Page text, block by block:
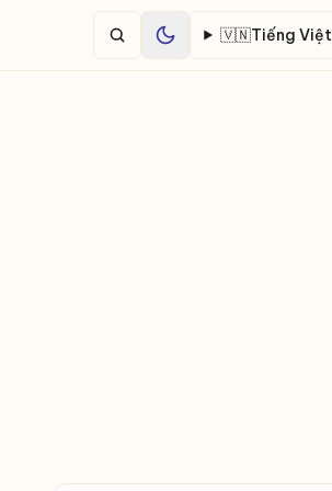
🇻🇳Tiếng Việt